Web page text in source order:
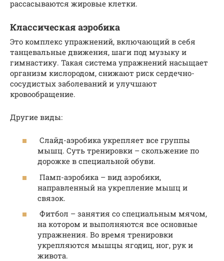
рассасываются жировые клетки.
Классическая аэробика
Это комплекс упражнений, включающий в себя
танцевальные движения, шаги под музыку и
гимнастику. Такая система упражнений насыщает
организм кислородом, снижают риск сердечно-
сосудистых заболеваний и улучшают
кровообращение.
Другие виды:
Слайд-аэробика укрепляет все группы
мышц. Суть тренировки – скольжение по
дорожке в специальной обуви.
Памп-аэробика – вид аэробики,
направленный на укрепление мышц и
связок.
Фитбол – занятия со специальным мячом,
на котором и выполняются все основные
упражнения. Во время тренировки
укрепляются мышцы ягодиц, ног, рук и
живота.